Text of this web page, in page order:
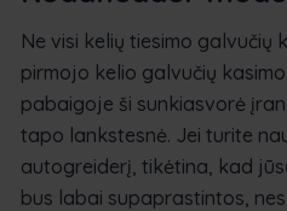
Ne visi kelių tiesimo galvučių
pirmojo kelio galvučių
pabaigoje ši sunkiasvorė
tapo lankstesnė. Jei turite
autogreiderį, tikėtina, kad
bus labai supaprastintos,